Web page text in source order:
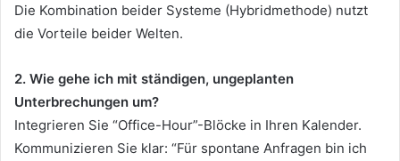
Die Kombination beider Systeme (Hybridmethode) nutzt
die Vorteile beider Welten.
2. Wie gehe ich mit ständigen, ungeplanten
Unterbrechungen um?
Integrieren Sie “Office-Hour”-Blöcke in Ihren Kalender.
Kommunizieren Sie klar: “Für spontane Anfragen bin ich